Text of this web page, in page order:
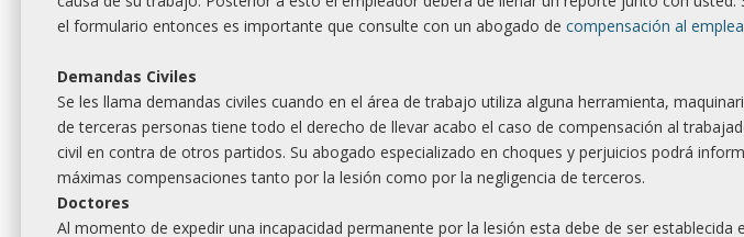
el formulario entonces es importante que consulte con un abogado de compensación al
Demandas Civiles
Se les llama demandas civiles cuando en el área de trabajo utiliza alguna herramienta,
de terceras personas tiene todo el derecho de llevar acabo el caso de compensación al
civil en contra de otros partidos. Su abogado especializado en choques y perjuicios podrá
máximas compensaciones tanto por la lesión como por la negligencia de terceros.
Doctores
Al momento de expedir una incapacidad permanente por la lesión esta debe de ser establecida